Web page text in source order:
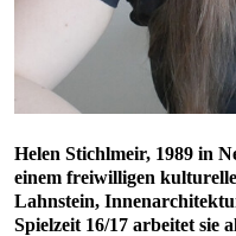
Helen Stichlmeir, 1989 in
einem freiwilligen
Lahnstein,
Spielzeit 16/17 arbeitet sie